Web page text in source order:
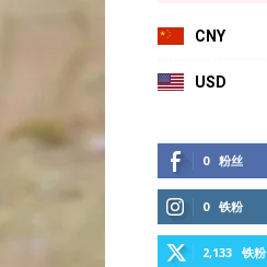
CNY
USD
0 粉丝
0 铁粉
2,133 铁粉